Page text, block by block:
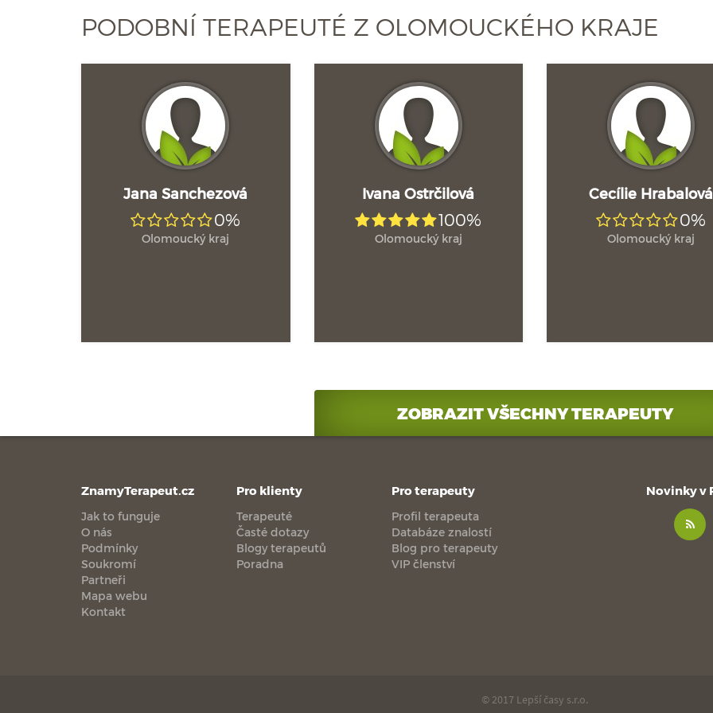
PODOBNÍ TERAPEUTÉ Z OLOMOUCKÉHO KRAJE
Jana Sanchezová
0%
Olomoucký kraj
Ivana Ostrčilová
100%
Olomoucký kraj
Cecílie Hrabalová
0%
Olomoucký kraj
ZOBRAZIT VŠECHNY TERAPEUTY
ZnamyTerapeut.cz
Jak to funguje
O nás
Podmínky
Soukromí
Partneři
Mapa webu
Kontakt
Pro klienty
Terapeuté
Časté dotazy
Blogy terapeutů
Poradna
Pro terapeuty
Profil terapeuta
Databáze znalostí
Blog pro terapeuty
VIP členství
Novinky v
© 2017 Lepší časy s.r.o.